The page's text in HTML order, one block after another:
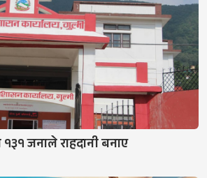
जनाले राहदानी बनाए